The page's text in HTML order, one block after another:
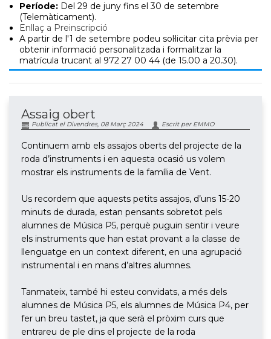
Període: Del 29 de juny fins el 30 de setembre
(Telemàticament).
Enllaç a Preinscripció
A partir de l'1 de setembre podeu sol·licitar cita prèvia per
obtenir informació personalitzada i formalitzar la
matrícula trucant al 972 27 00 44 (de 15.00 a 20.30).
Assaig obert
Publicat el Divendres, 08 Març 2024 Escrit per EMMO
Continuem amb els assajos oberts del projecte de la
roda d’instruments i en aquesta ocasió us volem
mostrar els instruments de la família de Vent.
Us recordem que aquests petits assajos, d’uns 15-20
minuts de durada, estan pensants sobretot pels
alumnes de Música P5, perquè puguin sentir i veure
els instruments que han estat provant a la classe de
llenguatge en un context diferent, en una agrupació
instrumental i en mans d’altres alumnes.
Tanmateix, també hi esteu convidats, a més dels
alumnes de Música P5, els alumnes de Música P4, per
fer un breu tastet, ja que serà el pròxim curs que
entrareu de ple dins el projecte de la roda